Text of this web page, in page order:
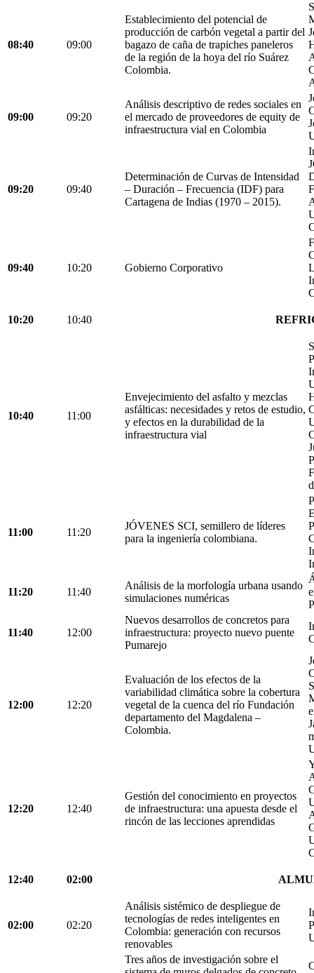
08:40 09:00
Establecimiento del potencial de
producción de carbón vegetal a partir del
bagazo de caña de trapiches paneleros
de la región de la hoya del río Suárez
Colombia.
09:00 09:20
Análisis descriptivo de redes sociales en
el mercado de proveedores de equity de
infraestructura vial en Colombia
09:20 09:40
Determinación de Curvas de Intensidad
– Duración – Frecuencia (IDF) para
Cartagena de Indias (1970 – 2015).
09:40 10:20 Gobierno Corporativo
10:20 10:40
10:40 11:00
Envejecimiento del asfalto y mezclas
asfálticas: necesidades y retos de estudio,
y efectos en la durabilidad de la
infraestructura vial
11:00 11:20
JÓVENES SCI, semillero de líderes
para la ingeniería colombiana.
11:20 11:40
Análisis de la morfología urbana usando
simulaciones numéricas
11:40 12:00
Nuevos desarrollos de concretos para
infraestructura: proyecto nuevo puente
Pumarejo
12:00 12:20
Evaluación de los efectos de la
variabilidad climática sobre la cobertura
vegetal de la cuenca del río Fundación
departamento del Magdalena –
Colombia.
12:20 12:40
Gestión del conocimiento en proyectos
de infraestructura: una apuesta desde el
rincón de las lecciones aprendidas
12:40 02:00
02:00 02:20
Análisis sistémico de despliegue de
tecnologías de redes inteligentes en
Colombia: generación con recursos
renovables
Tres años de investigación sobre el